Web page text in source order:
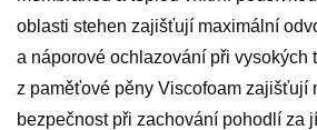
oblasti stehen zajišťují maximální
a náporové ochlazování při vysokých
z paměťové pěny Viscofoam zajišťují
bezpečnost při zachování pohodlí za